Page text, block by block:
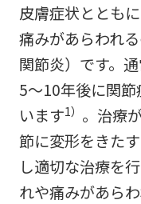
皮膚症状ととも
痛みがあらわれ
関節炎）です。
5～10年後に関
います1） 。治療
節に変形をきた
し適切な治療を
れや痛みがあら